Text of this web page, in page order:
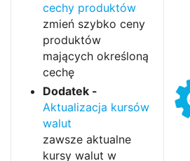
cechy produktów
zmień szybko ceny
produktów
mających określoną
cechę
Dodatek -
Aktualizacja kursów
walut
zawsze aktualne
kursy walut w